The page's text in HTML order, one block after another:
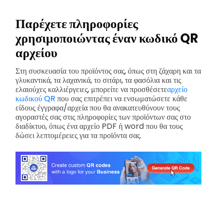
Παρέχετε πληροφορίες
χρησιμοποιώντας έναν κωδικό QR
αρχείου
Στη συσκευασία του προϊόντος σας, όπως στη ζάχαρη και τα
γλυκαντικά, τα λαχανικά, το σιτάρι, τα φασόλια και τις
ελαιούχες καλλιέργειες, μπορείτε να προσθέσετεαρχείο
κωδικού QR που σας επιτρέπει να ενσωματώσετε κάθε
είδους έγγραφα/αρχεία που θα ανακατευθύνουν τους
αγοραστές σας στις πληροφορίες των προϊόντων σας στο
διαδίκτυο, όπως ένα αρχείο PDF ή word που θα τους
δώσει λεπτομέρειες για τα προϊόντα σας.